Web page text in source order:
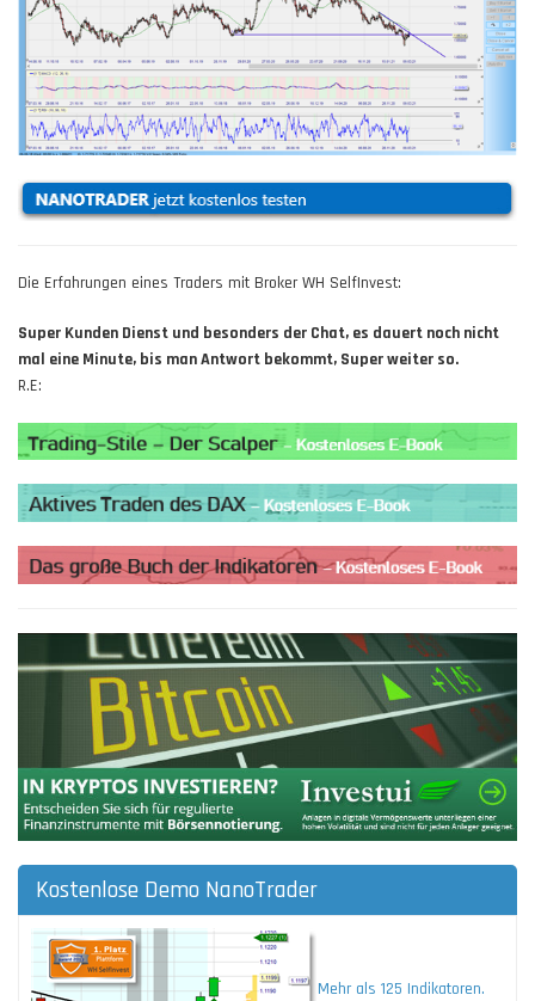
Die Erfahrungen eines Traders mit Broker WH SelfInvest:
Super Kunden Dienst und besonders der Chat, es dauert noch nicht
mal eine Minute, bis man Antwort bekommt, Super weiter so.
R.E:
Kostenlose Demo NanoTrader
Mehr als 125 Indikatoren.